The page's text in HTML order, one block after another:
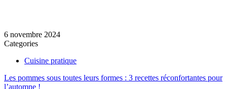
6 novembre 2024
Categories
Cuisine pratique
Les pommes sous toutes leurs formes : 3 recettes réconfortantes pour
l’automne !